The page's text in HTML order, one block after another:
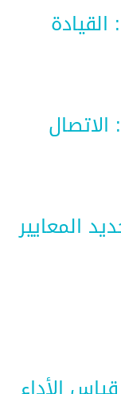
القيادة
الاتصال
المعايير